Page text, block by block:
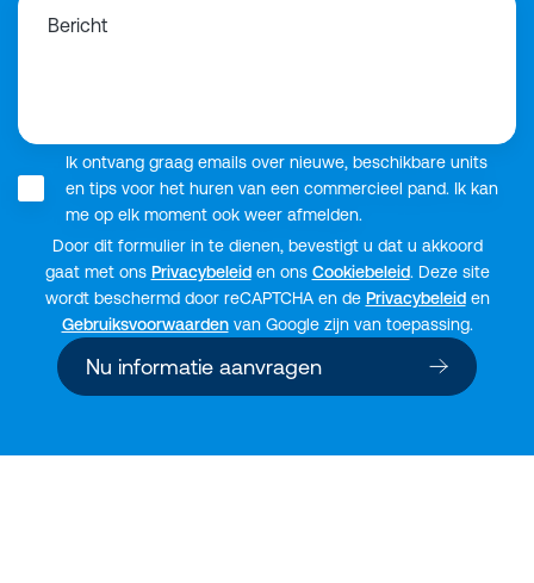
Bericht
Ik ontvang graag emails over nieuwe, beschikbare units
en tips voor het huren van een commercieel pand. Ik kan
me op elk moment ook weer afmelden.
Door dit formulier in te dienen, bevestigt u dat u akkoord
gaat met ons Privacybeleiden ons Cookiebeleid. Deze site
wordt beschermd door reCAPTCHA en de Privacybeleiden
Gebruiksvoorwaardenvan Google zijn van toepassing.
Nu informatie aanvragen